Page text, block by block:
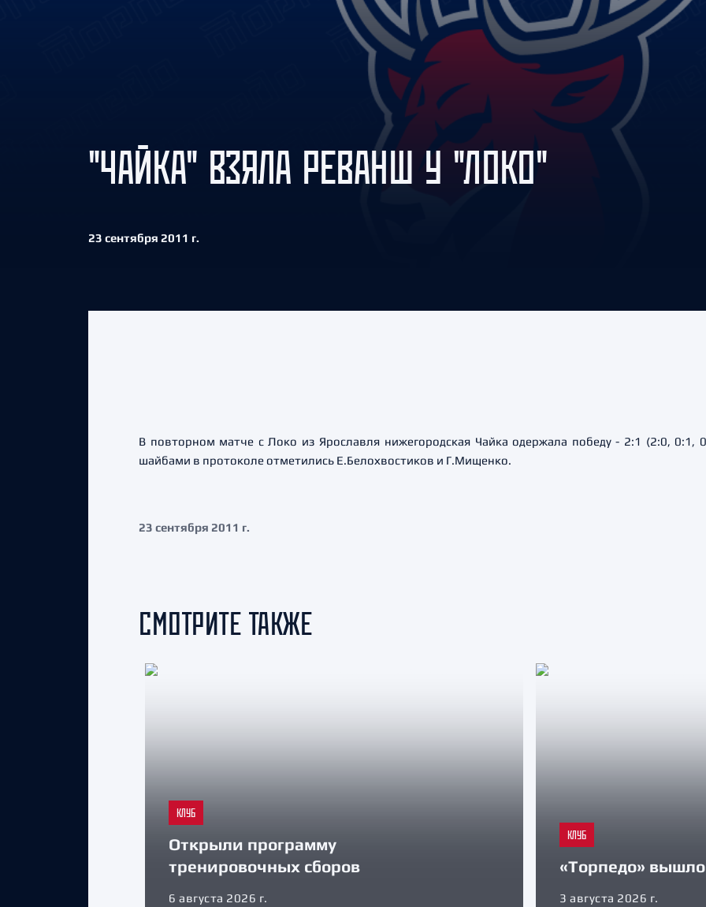
Амур
Барыс
Салават Юлаев
Сибирь
"ЧАЙКА" ВЗЯЛА РЕВАНШ У "ЛОКО"
23 сентября 2011 г.
В повторном матче с Локо из Ярославля нижегородская Чайка одержала победу - 2:1 (2:0, 0:1,
шайбами в протоколе отметились Е.Белохвостиков и Г.Мищенко.
23 сентября 2011 г.
СМОТРИТЕ ТАКЖЕ
КЛУБ
Открыли программу
тренировочных сборов
6 августа 2026 г.
КЛУБ
«Торпедо» вышло
3 августа 2026 г.